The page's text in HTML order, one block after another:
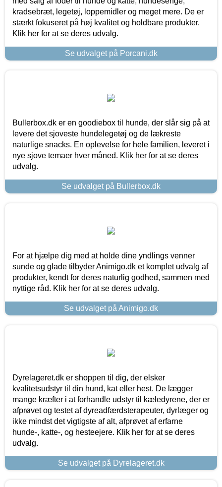
kradsebræt, legetøj, loppemidler og meget mere. De er
stærkt fokuseret på høj kvalitet og holdbare produkter.
Klik her for at se deres udvalg.
Se udvalget på Porcani.dk
Bullerbox.dk er en goodiebox til hunde, der slår sig på at
levere det sjoveste hundelegetøj og de lækreste
naturlige snacks. En oplevelse for hele familien, leveret i
nye sjove temaer hver måned. Klik her for at se deres
udvalg.
Se udvalget på Bullerbox.dk
For at hjælpe dig med at holde dine yndlings venner
sunde og glade tilbyder Animigo.dk et komplet udvalg af
produkter, kendt for deres naturlig godhed, sammen med
nyttige råd. Klik her for at se deres udvalg.
Se udvalget på Animigo.dk
Dyrelageret.dk er shoppen til dig, der elsker
kvalitetsudstyr til din hund, kat eller hest. De lægger
mange kræfter i at forhandle udstyr til kæledyrene, der er
afprøvet og testet af dyreadfærdsterapeuter, dyrlæger og
ikke mindst det vigtigste af alt, afprøvet af erfarne
hunde-, katte-, og hesteejere. Klik her for at se deres
udvalg.
Se udvalget på Dyrelageret.dk